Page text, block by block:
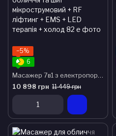
−5%
6
Масажер 7в1 з електропорацією для обличчя та шиї мікрострумовий + RF ліфтинг + EMS + LED терапія + холод
10 898 грн 11 449 грн